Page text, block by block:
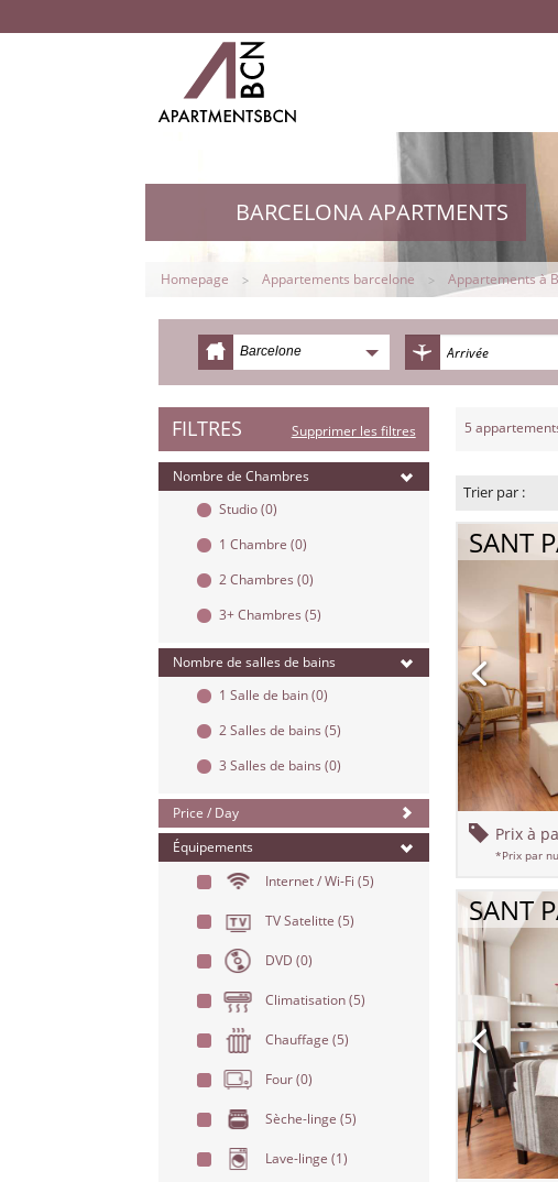
BARCELONA APARTMENTS
Homepage Appartements barcelone Appartements à
Barcelone
FILTRES Supprimer les filtres
Nombre de Chambres
Studio(0)
1 Chambre(0)
2 Chambres(0)
3+ Chambres(5)
Nombre de salles de bains
1 Salle de bain(0)
2 Salles de bains(5)
3 Salles de bains(0)
Price / Day
Équipements
Internet / Wi-Fi(5)
TV Satelitte(5)
DVD(0)
Climatisation(5)
Chauffage(5)
Four(0)
Sèche-linge(5)
Lave-linge(1)
5
Trier par :
SANT
Prix à
*Prix par
SANT